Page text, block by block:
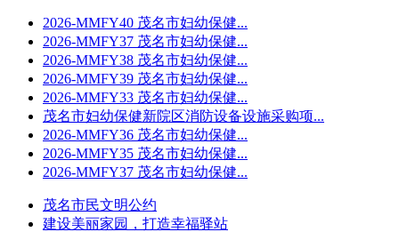
2026-MMFY40 茂名市妇幼保健...
2026-MMFY37 茂名市妇幼保健...
2026-MMFY38 茂名市妇幼保健...
2026-MMFY39 茂名市妇幼保健...
2026-MMFY33 茂名市妇幼保健...
茂名市妇幼保健新院区消防设备设施采购项...
2026-MMFY36 茂名市妇幼保健...
2026-MMFY35 茂名市妇幼保健...
2026-MMFY37 茂名市妇幼保健...
茂名市民文明公约
建设美丽家园，打造幸福驿站